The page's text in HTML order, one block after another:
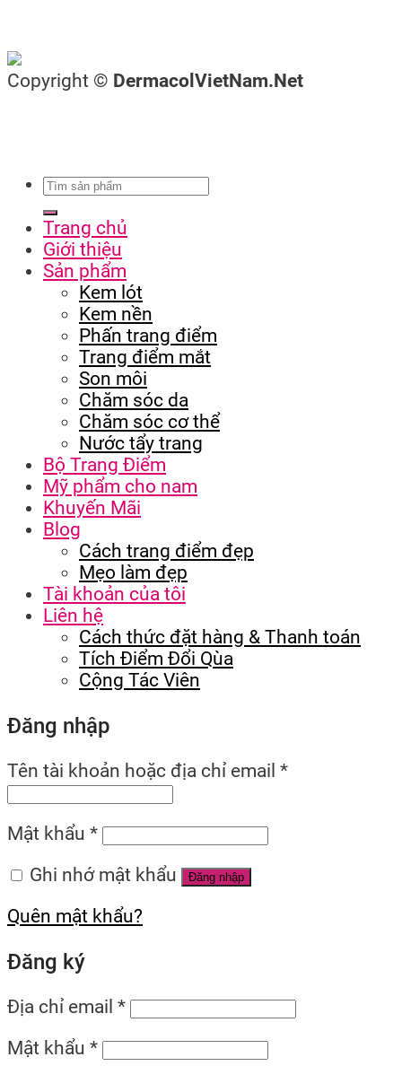
Copyright © DermacolVietNam.Net
Trang chủ
Giới thiệu
Sản phẩm
Kem lót
Kem nền
Phấn trang điểm
Trang điểm mắt
Son môi
Chăm sóc da
Chăm sóc cơ thể
Nước tẩy trang
Bộ Trang Điểm
Mỹ phẩm cho nam
Khuyến Mãi
Blog
Cách trang điểm đẹp
Mẹo làm đẹp
Tài khoản của tôi
Liên hệ
Cách thức đặt hàng & Thanh toán
Tích Điểm Đổi Qùa
Cộng Tác Viên
Đăng nhập
Tên tài khoản hoặc địa chỉ email *
Mật khẩu *
Ghi nhớ mật khẩu
Đăng nhập
Quên mật khẩu?
Đăng ký
Địa chỉ email *
Mật khẩu *